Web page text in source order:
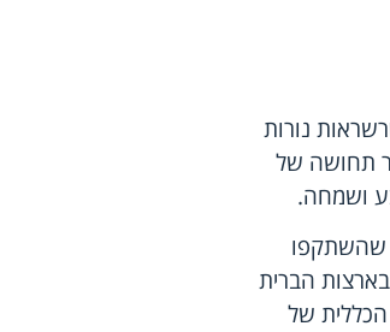
נורות
תחושה של
ושמחה.
שהשתקפו
הברית
הכללית של